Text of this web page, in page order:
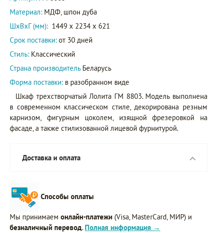
Материал: МДФ, шпон дуба
ШxВxГ (мм): 1449 x 2234 x 621
Срок поставки: от 30 дней
Стиль: Классический
Страна производитель Беларусь
Форма поставки: в разобранном виде
Шкаф трехстворчатый Лолита ГМ 8803. Модель выполнена
в современном классическом стиле, декорирована резным
карнизом, фигурным цоколем, изящной фрезеровкой на
фасаде, а также стилизованной лицевой фурнитурой.
Доставка и оплата
Способы оплаты
Мы принимаем онлайн-платежи (Visa, MasterCard, МИР) и
безналичный перевод. Полная информация →